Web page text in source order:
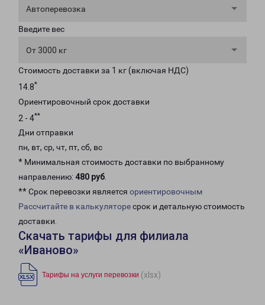
Автоперевозка
Введите вес
От 3000 кг
Стоимость доставки за 1 кг (включая НДС)
14.8*
Ориентировочный срок доставки
2 - 4**
Дни отправки
пн, вт, ср, чт, пт, сб, вс
* Минимальная стоимость доставки по выбранному
направлению: 480 руб.
** Срок перевозки является ориентировочным
Рассчитайте в калькуляторесрок и детальную стоимость
доставки.
Скачать тарифы для филиала
«Иваново»
Тарифы на услуги перевозки (xlsx)